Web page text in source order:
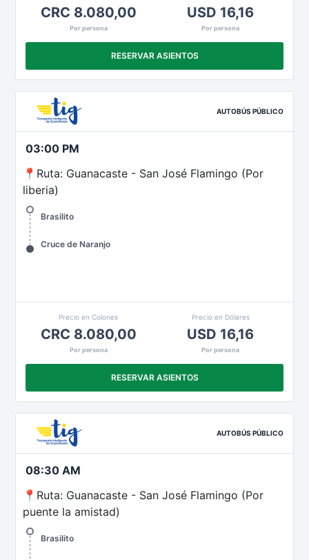
CRC 8.080,00
Por persona
USD 16,16
Por persona
RESERVAR ASIENTOS
AUTOBÚS PÚBLICO
03:00 PM
📍Ruta: Guanacaste - San José Flamingo (Por
liberia)
Brasilito
Cruce de Naranjo
Precio en Colones
CRC 8.080,00
Por persona
Precio en Dólares
USD 16,16
Por persona
RESERVAR ASIENTOS
AUTOBÚS PÚBLICO
08:30 AM
📍Ruta: Guanacaste - San José Flamingo (Por
puente la amistad)
Brasilito